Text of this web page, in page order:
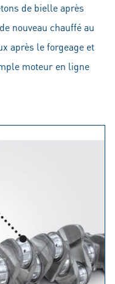
de bielle après
nouveau chauffé au
après le forgeage et
moteur en ligne